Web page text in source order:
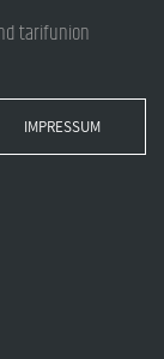
tarifunion
IMPRESSUM